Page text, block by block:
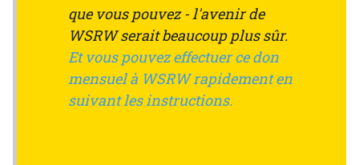
que vous pouvez - l'avenir de
WSRW serait beaucoup plus sûr.
Et vous pouvez effectuer ce don
mensuel à WSRW rapidement en
suivant les instructions.